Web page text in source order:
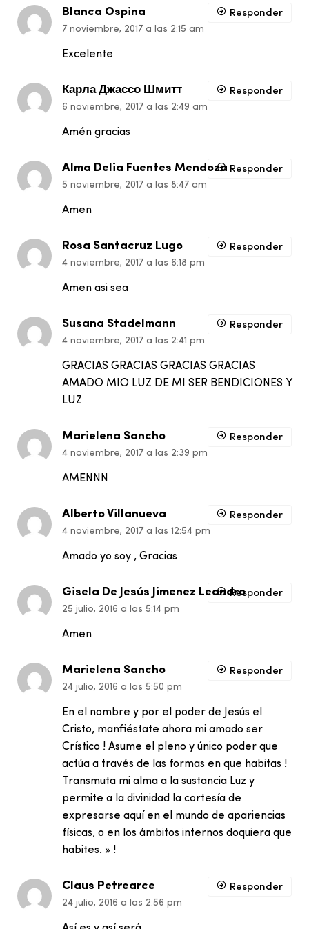
Blanca Ospina
7 noviembre, 2017 a las 2:15 am
Excelente
Responder
Карла Джассо Шмитт
6 noviembre, 2017 a las 2:49 am
Amén gracias
Responder
Alma Delia Fuentes Mendoza
5 noviembre, 2017 a las 8:47 am
Amen
Responder
Rosa Santacruz Lugo
4 noviembre, 2017 a las 6:18 pm
Amen asi sea
Responder
Susana Stadelmann
4 noviembre, 2017 a las 2:41 pm
GRACIAS GRACIAS GRACIAS GRACIAS
AMADO MIO LUZ DE MI SER BENDICIONES Y
LUZ
Responder
Marielena Sancho
4 noviembre, 2017 a las 2:39 pm
AMENNN
Responder
Alberto Villanueva
4 noviembre, 2017 a las 12:54 pm
Amado yo soy , Gracias
Responder
Gisela De Jesús Jimenez Leandro
25 julio, 2016 a las 5:14 pm
Amen
Responder
Marielena Sancho
24 julio, 2016 a las 5:50 pm
En el nombre y por el poder de Jesús el
Cristo, manfiéstate ahora mi amado ser
Crístico ! Asume el pleno y único poder que
actúa a través de las formas en que habitas !
Transmuta mi alma a la sustancia Luz y
permite a la divinidad la cortesía de
expresarse aquí en el mundo de apariencias
físicas, o en los ámbitos internos doquiera que
habites. » !
Responder
Claus Petrearce
24 julio, 2016 a las 2:56 pm
Responder